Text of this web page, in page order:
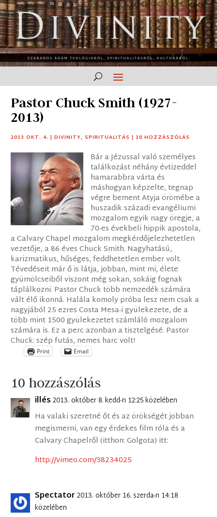
Pastor Chuck Smith (1927-
2013)
2013 OKT. 4. |DIVINITY,SPIRITUALITÁS | 10 HOZZÁSZÓLÁS
Bár a Jézussal való személyes
találkozást néhány évtizeddel
hamarabbra várta és
máshogyan képzelte, tegnap
végre bement Atyja örömébe a
huszadik századi evangéliumi
mozgalom egyik nagy öregje, a
70-es évekbeli hippik apostola,
a Calvary Chapel mozgalom megkérdőjelezhetetlen
vezetője, a 86 éves Chuck Smith. Nagyhatású,
karizmatikus, hűséges, feddhetetlen ember volt.
Tévedéseit már ő is látja, jobban, mint mi, élete
gyümölcseiből viszont még sokan, sokáig fognak
táplálkozni. Pastor Chuck több nemzedék számára
vált élő ikonná. Halála komoly próba lesz nem csak a
nagyjából 25 ezres Costa Mesa-i gyülekezete, de a
több mint 1500 gyülekezetet számláló mozgalom
számára is. Ez a perc azonban a tisztelgésé. Pastor
Chuck: szép futás, nemes harc volt!
Print Email
10 hozzászólás
illés 2013. október 8. kedd-n 12:25 közelében
Ha valaki szeretné őt és az örökségét jobban
megismerni, van egy érdekes film róla és a
Calvary Chapelről (itthon: Golgota) itt:
http://vimeo.com/38234025
Spectator 2013. október 16. szerda-n 14:18
közelében